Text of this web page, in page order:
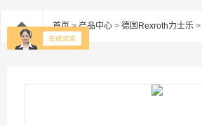
首页>产品中心 > 德国Rexroth力士乐 >